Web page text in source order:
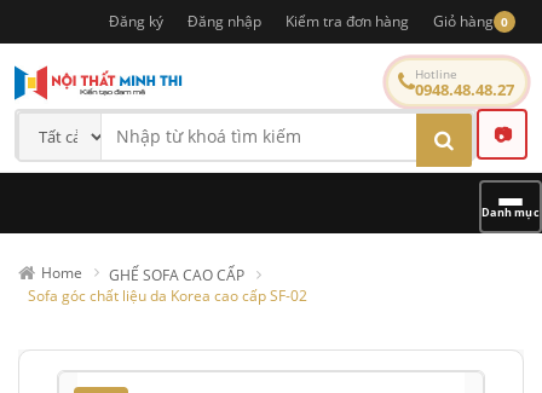
Đăng ký Đăng nhập Kiểm tra đơn hàng Giỏ hàng 0
📷
Hotline
0948.48.48.27
Danh mục
Home
GHẾ SOFA CAO CẤP
Sofa góc chất liệu da Korea cao cấp SF-02